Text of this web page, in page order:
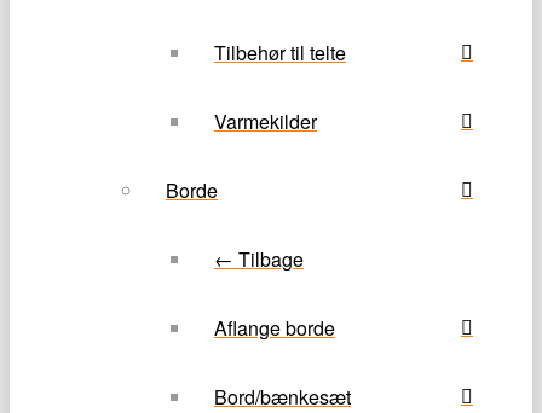
Tilbehør til telte
Varmekilder
Borde
← Tilbage
Aflange borde
Bord/bænkesæt